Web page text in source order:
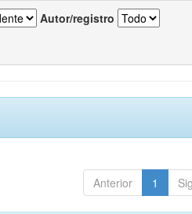
Autor/registro
Anterior 1